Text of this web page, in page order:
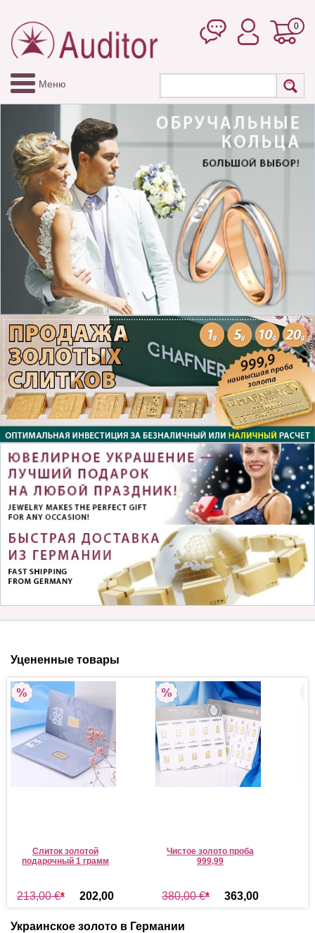
0
Меню
Уцененные товары
Слиток золотой
подарочный 1 грамм
213,00 €*
202,00
Чистое золото проба
999,99
380,00 €*
363,00
Украинское золото в Германии